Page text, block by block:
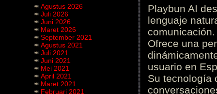
Agustus 2026
Juli 2026
Juni 2026
Maret 2026
September 2021
Agustus 2021
Juli 2021
Juni 2021
Mei 2021
April 2021
Maret 2021
Februari 2021
Playbun AI
lenguaje
comunicación.
Ofrece una
usuario en
Su tecnología